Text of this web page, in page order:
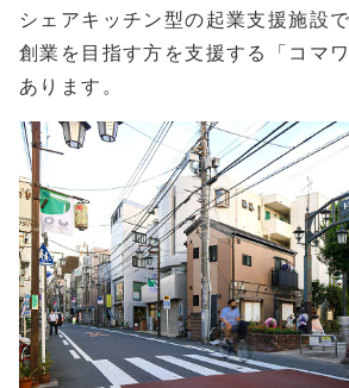
シェアキッチン型の起業支援施設
創業を目指す方を支援する「コマ
あります。